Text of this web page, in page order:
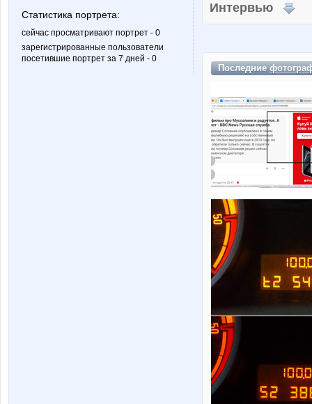
Статистика портрета:
сейчас просматривают портрет - 0
зарегистрированные пользователи
посетившие портрет за 7 дней - 0
Интервью
Последние